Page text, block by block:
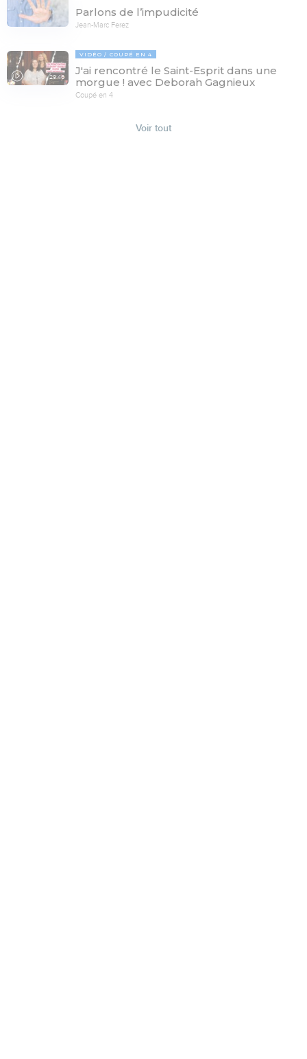
Parlons de l’impudicité
Jean-Marc Ferez
29:46
VIDÉO COUPÉ EN 4
J'ai rencontré le Saint-Esprit dans une
morgue ! avec Deborah Gagnieux
Coupé en 4
Voir tout